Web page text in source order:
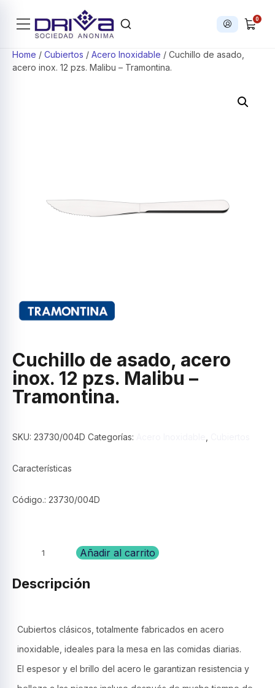
Iniciar
0
Home / Cubiertos / Acero Inoxidable / Cuchillo de asado,
acero inox. 12 pzs. Malibu – Tramontina.
Cuchillo de asado, acero
inox. 12 pzs. Malibu –
Tramontina.
SKU: 23730/004D Categorías:
Características
Código.: 23730/004D
Cuchillo
asado,
acero
pzs.
Tramontina.
Añadir al carrito
Descripción
Cubiertos clásicos, totalmente fabricados en acero
inoxidable, ideales para la mesa en las comidas diarias.
El espesor y el brillo del acero le garantizan resistencia y